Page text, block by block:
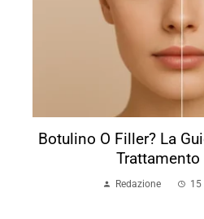
Botulino O Filler? La
Trattamento
Redazione 15